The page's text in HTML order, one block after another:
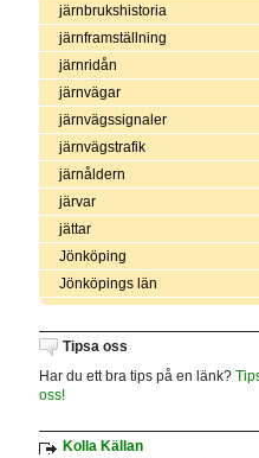
järnbrukshistoria
järnframställning
järnridån
järnvägar
järnvägssignaler
järnvägstrafik
järnåldern
järvar
jättar
Jönköping
Jönköpings län
Tipsa oss
Har du ett bra tips på en länk?
oss!
Kolla Källan